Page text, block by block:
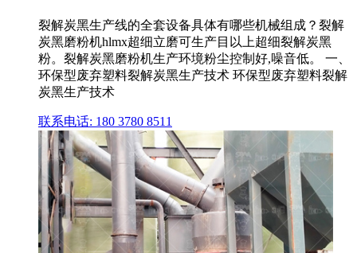
裂解炭黑生产线的全套设备具体有哪些机械组成？裂解
炭黑磨粉机hlmx超细立磨可生产目以上超细裂解炭黑
粉。裂解炭黑磨粉机生产环境粉尘控制好,噪音低。 一、
环保型废弃塑料裂解炭黑生产技术 环保型废弃塑料裂解
炭黑生产技术
联系电话: 180 3780 8511